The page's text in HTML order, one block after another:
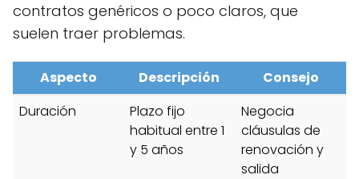
contratos genéricos o poco claros, que
suelen traer problemas.
Aspecto Descripción
Consejo
Duración
Plazo fijo
habitual entre 1
y 5 años
Negocia
cláusulas de
renovación y
salida